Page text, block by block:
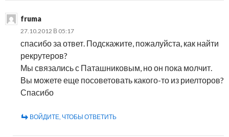
fruma
27.10.2012 В 05:17
спасибо за ответ. Подскажите, пожалуйста, как найти
рекрутеров?
Мы связались с Паташниковым, но он пока молчит.
Вы можете еще посоветовать какого-то из риелторов?
Спасибо
ВОЙДИТЕ, ЧТОБЫ ОТВЕТИТЬ